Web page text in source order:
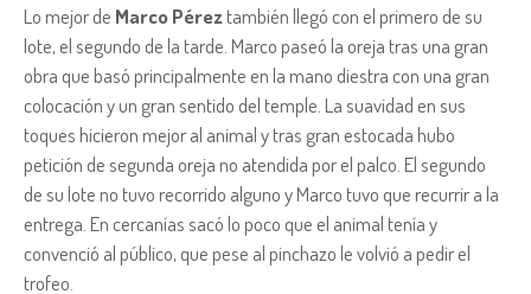
Lo mejor de Marco Péreztambién llegó con el primero de su
lote, el segundo de la tarde. Marco paseó la oreja tras una gran
obra que basó principalmente en la mano diestra con una gran
colocación y un gran sentido del temple. La suavidad en sus
toques hicieron mejor al animal y tras gran estocada hubo
petición de segunda oreja no atendida por el palco. El segundo
de su lote no tuvo recorrido alguno y Marco tuvo que recurrir a la
entrega. En cercanías sacó lo poco que el animal tenía y
convenció al público, que pese al pinchazo le volvió a pedir el
trofeo.